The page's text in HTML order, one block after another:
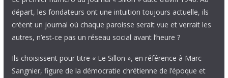
départ, les fondateurs ont une intuition toujours actuelle, ils
créent un journal où chaque paroisse serait vue et verrait les
autres, n’est-ce pas un réseau social avant l’heure ?
Ils choisissent pour titre « Le Sillon », en référence à Marc
Sangnier, figure de la démocratie chrétienne de l’époque et